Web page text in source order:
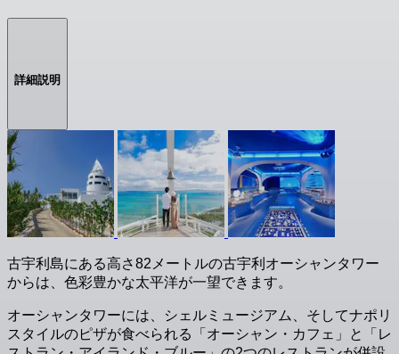
詳細説明
古宇利島にある高さ82メートルの古宇利オーシャンタワー
からは、色彩豊かな太平洋が一望できます。
オーシャンタワーには、シェルミュージアム、そしてナポリ
スタイルのピザが食べられる「オーシャン・カフェ」と「レ